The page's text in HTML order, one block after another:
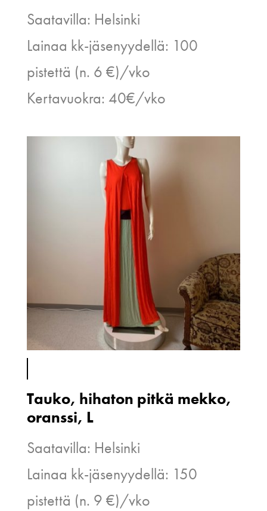
Saatavilla: Helsinki
Lainaa kk-jäsenyydellä: 100
pistettä (n. 6 €)/vko
Kertavuokra: 40€/vko
Tauko, hihaton pitkä mekko,
oranssi, L
Saatavilla: Helsinki
Lainaa kk-jäsenyydellä: 150
pistettä (n. 9 €)/vko